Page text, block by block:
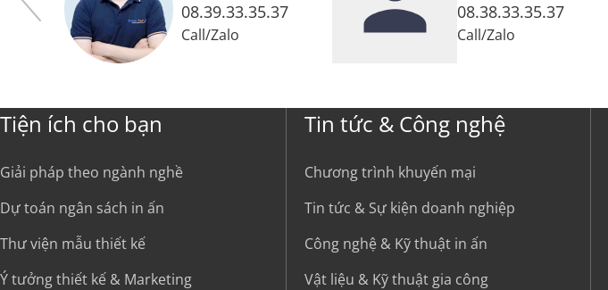
08.38.33.35.37
Call
08.32.33.35.37
Call
Tiện ích cho bạn
Giải pháp theo ngành nghề
Dự toán ngân sách in ấn
Thư viện mẫu thiết kế
Ý tưởng thiết kế & Marketing
Tin tức & Công nghệ
Chương trình khuyến mại
Tin tức & Sự kiện doanh nghiệp
Công nghệ & Kỹ thuật in ấn
Vật liệu & Kỹ thuật gia công